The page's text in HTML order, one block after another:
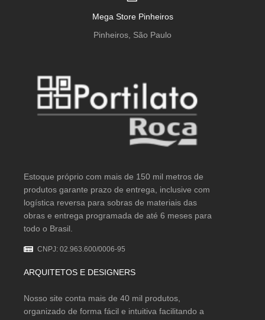
Mega Store Pinheiros
Pinheiros, São Paulo
Estoque próprio com mais de 150 mil metros de
produtos garante prazo de entrega, inclusive com
logística reversa para sobras de materiais das
obras e entrega programada de até 6 meses para
todo o Brasil.
CNPJ: 02.963.600/0006-95
ARQUITETOS E DESIGNERS
Nosso site conta mais de 40 mil produtos,
organizado de forma fácil e intuitiva facilitando a